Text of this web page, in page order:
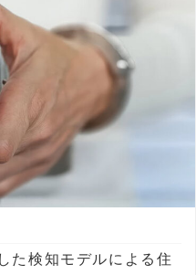
た検知モデルによる住